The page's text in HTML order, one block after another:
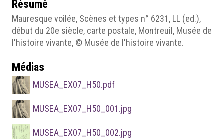
Résumé
Mauresque voilée, Scènes et types n° 6231, LL (ed.),
début du 20e siècle, carte postale, Montreuil, Musée de
l'histoire vivante, © Musée de l'histoire vivante.
Médias
MUSEA_EX07_H50.pdf
MUSEA_EX07_H50_001.jpg
MUSEA_EX07_H50_002.jpg